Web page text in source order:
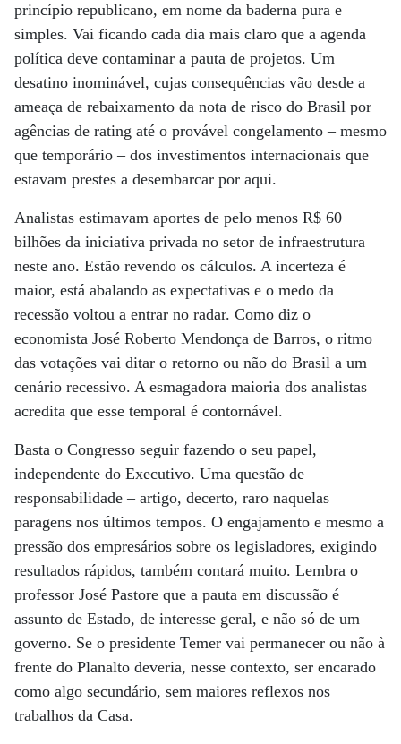
princípio republicano, em nome da baderna pura e
simples. Vai ficando cada dia mais claro que a agenda
política deve contaminar a pauta de projetos. Um
desatino inominável, cujas consequências vão desde a
ameaça de rebaixamento da nota de risco do Brasil por
agências de rating até o provável congelamento – mesmo
que temporário – dos investimentos internacionais que
estavam prestes a desembarcar por aqui.
Analistas estimavam aportes de pelo menos R$ 60
bilhões da iniciativa privada no setor de infraestrutura
neste ano. Estão revendo os cálculos. A incerteza é
maior, está abalando as expectativas e o medo da
recessão voltou a entrar no radar. Como diz o
economista José Roberto Mendonça de Barros, o ritmo
das votações vai ditar o retorno ou não do Brasil a um
cenário recessivo. A esmagadora maioria dos analistas
acredita que esse temporal é contornável.
Basta o Congresso seguir fazendo o seu papel,
independente do Executivo. Uma questão de
responsabilidade – artigo, decerto, raro naquelas
paragens nos últimos tempos. O engajamento e mesmo a
pressão dos empresários sobre os legisladores, exigindo
resultados rápidos, também contará muito. Lembra o
professor José Pastore que a pauta em discussão é
assunto de Estado, de interesse geral, e não só de um
governo. Se o presidente Temer vai permanecer ou não à
frente do Planalto deveria, nesse contexto, ser encarado
como algo secundário, sem maiores reflexos nos
trabalhos da Casa.